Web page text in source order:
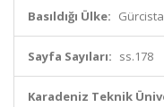
Basıldığı Ülke:
Sayfa Sayıları: ss.178
Karadeniz Teknik